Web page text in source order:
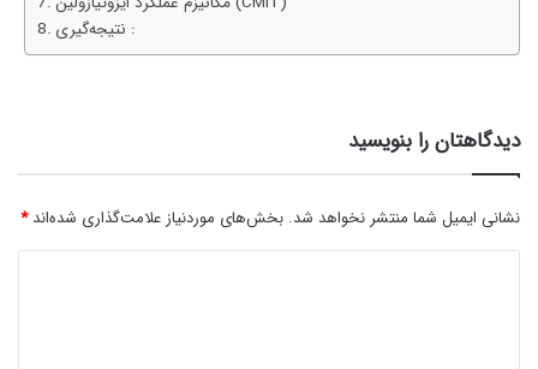
نتیجه‌گیری :
دیدگاهتان را بنویسید
نشانی ایمیل شما منتشر نخواهد شد. بخش‌های موردنیاز علامت‌گذاری شده‌اند*